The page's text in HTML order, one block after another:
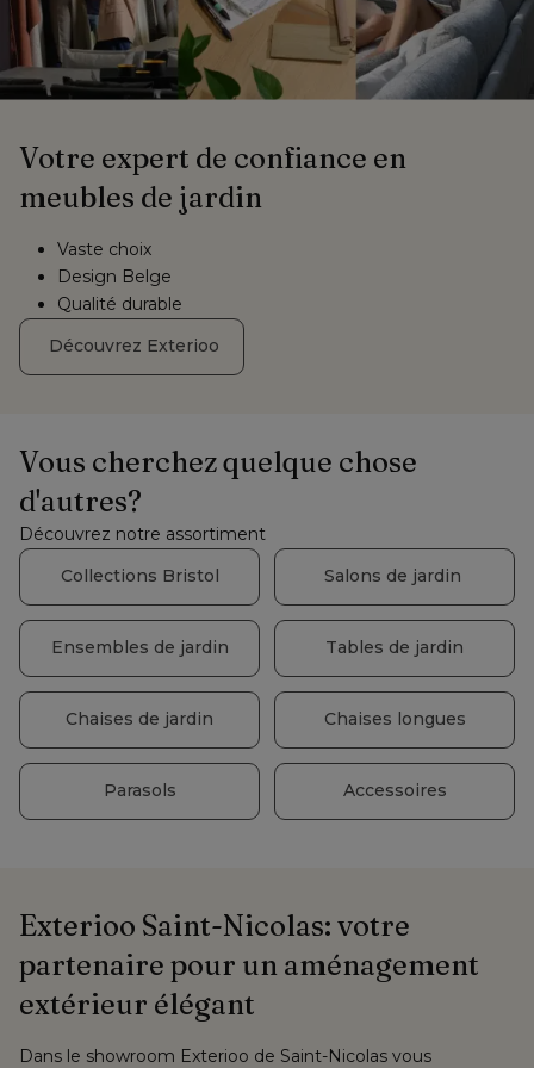
Votre expert de confiance en
meubles de jardin
Vaste choix
Design Belge
Qualité durable
Découvrez Exterioo
Vous cherchez quelque chose
d'autres?
Découvrez notre assortiment
Collections Bristol
Salons de jardin
Ensembles de jardin Tables de jardin
Chaises de jardin Chaises longues
Parasols Accessoires
Exterioo Saint-Nicolas: votre
partenaire pour un aménagement
extérieur élégant
Dans le showroom Exterioo de Saint-Nicolas vous